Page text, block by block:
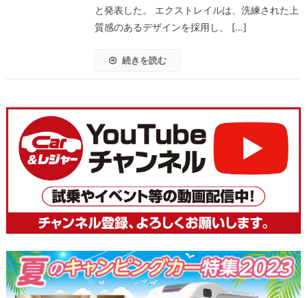
と発表した。 エクストレイルは、洗練された上
質感のあるデザインを採用し、 […]
続きを読む